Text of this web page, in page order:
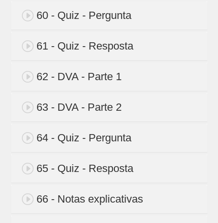
60 - Quiz - Pergunta
61 - Quiz - Resposta
62 - DVA - Parte 1
63 - DVA - Parte 2
64 - Quiz - Pergunta
65 - Quiz - Resposta
66 - Notas explicativas